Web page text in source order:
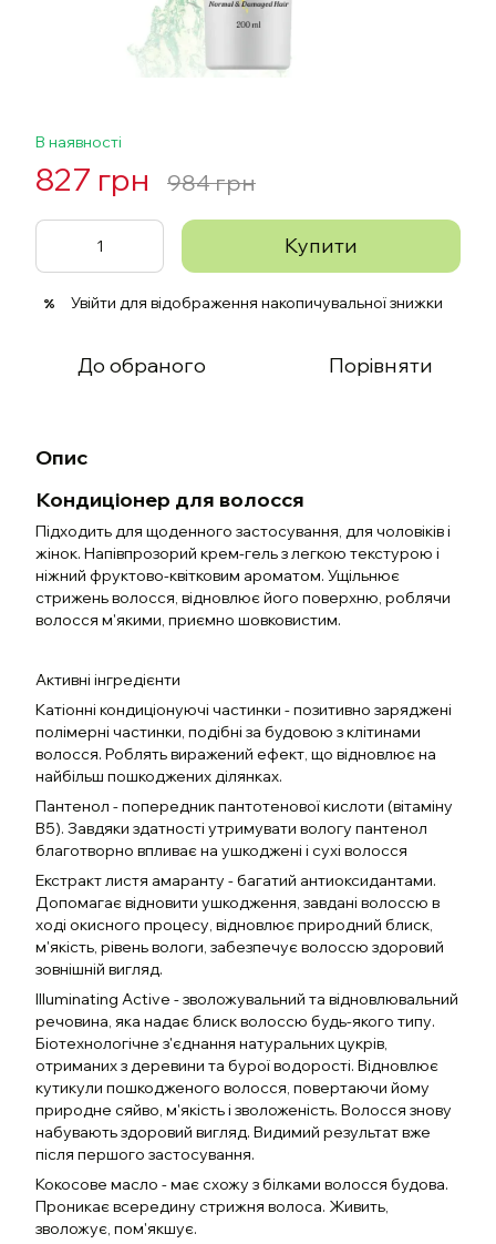
В наявності
827 грн 984 грн
Купити
% Увійти для відображення накопичувальної знижки
До обраного Порівняти
Опис
Кондиціонер для волосся
Підходить для щоденного застосування, для чоловіків і
жінок. Напівпрозорий крем-гель з легкою текстурою і
ніжний фруктово-квітковим ароматом. Ущільнює
стрижень волосся, відновлює його поверхню, роблячи
волосся м'якими, приємно шовковистим.
Активні інгредієнти
Катіонні кондиціонуючі частинки - позитивно заряджені
полімерні частинки, подібні за будовою з клітинами
волосся. Роблять виражений ефект, що відновлює на
найбільш пошкоджених ділянках.
Пантенол - попередник пантотенової кислоти (вітаміну
В5). Завдяки здатності утримувати вологу пантенол
благотворно впливає на ушкоджені і сухі волосся
Екстракт листя амаранту - багатий антиоксидантами.
Допомагає відновити ушкодження, завдані волоссю в
ході окисного процесу, відновлює природний блиск,
м'якість, рівень вологи, забезпечує волоссю здоровий
зовнішній вигляд.
Illuminating Active - зволожувальний та відновлювальний
речовина, яка надає блиск волоссю будь-якого типу.
Біотехнологічне з'єднання натуральних цукрів,
отриманих з деревини та бурої водорості. Відновлює
кутикули пошкодженого волосся, повертаючи йому
природне сяйво, м'якість і зволоженість. Волосся знову
набувають здоровий вигляд. Видимий результат вже
після першого застосування.
Кокосове масло - має схожу з білками волосся будова.
Проникає всередину стрижня волоса. Живить,
зволожує, пом'якшує.